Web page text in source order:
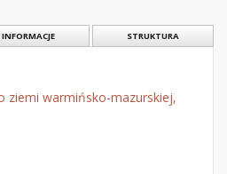
INFORMACJE STRUKTURA
ziemi warmińsko-mazurskiej,